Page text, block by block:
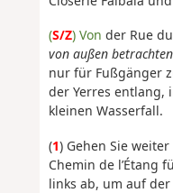
(S/Z) Von der Rue
von außen betrachten
nur für Fußgänger
der Yerres entlang,
kleinen Wasserfall.
(1) Gehen Sie
Chemin de l’Étang
links ab, um auf der